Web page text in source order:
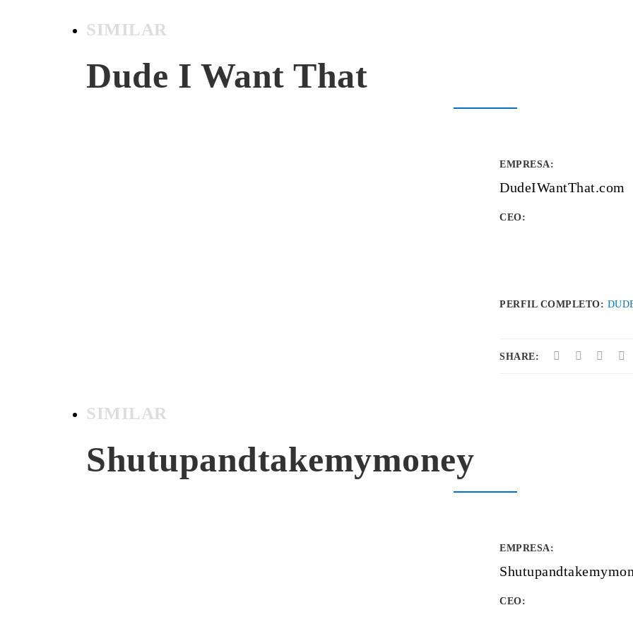
SIMILAR
Dude I Want That
EMPRESA:
DudeIWantThat.com
CEO:
PERFIL COMPLETO:
SHARE:
SIMILAR
Shutupandtakemymoney
EMPRESA:
CEO: